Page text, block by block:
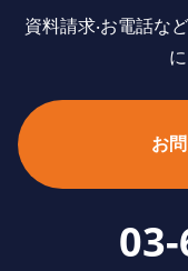
資料請求‧お電話な
お